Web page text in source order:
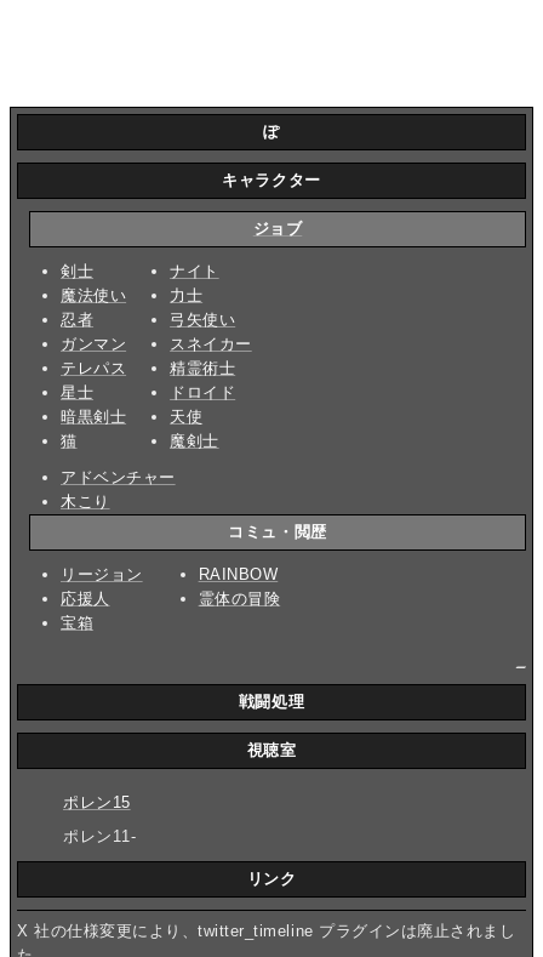
ぽ
キャラクター
ジョブ
剣士
魔法使い
忍者
ガンマン
テレパス
星士
暗黒剣士
猫
ナイト
力士
弓矢使い
スネイカー
精霊術士
ドロイド
天使
魔剣士
アドベンチャー
木こり
コミュ・閲歴
リージョン
応援人
宝箱
RAINBOW
霊体の冒険
戦闘処理
視聴室
ポレン15
ポレン11-
リンク
X 社の仕様変更により、twitter_timeline プラグインは廃止されまし